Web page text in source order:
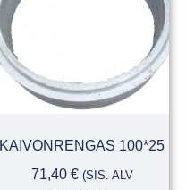
KAIVONRENGAS 100*25
71,40 € (SIS. ALV